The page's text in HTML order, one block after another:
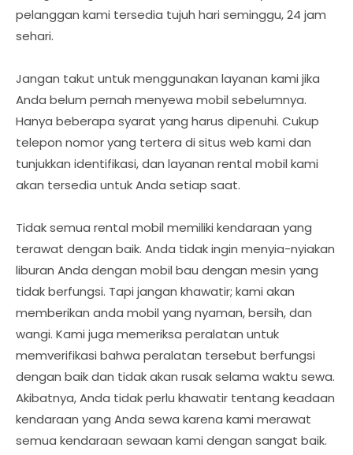
pelanggan kami tersedia tujuh hari seminggu, 24 jam
sehari.
Jangan takut untuk menggunakan layanan kami jika
Anda belum pernah menyewa mobil sebelumnya.
Hanya beberapa syarat yang harus dipenuhi. Cukup
telepon nomor yang tertera di situs web kami dan
tunjukkan identifikasi, dan layanan rental mobil kami
akan tersedia untuk Anda setiap saat.
Tidak semua rental mobil memiliki kendaraan yang
terawat dengan baik. Anda tidak ingin menyia-nyiakan
liburan Anda dengan mobil bau dengan mesin yang
tidak berfungsi. Tapi jangan khawatir; kami akan
memberikan anda mobil yang nyaman, bersih, dan
wangi. Kami juga memeriksa peralatan untuk
memverifikasi bahwa peralatan tersebut berfungsi
dengan baik dan tidak akan rusak selama waktu sewa.
Akibatnya, Anda tidak perlu khawatir tentang keadaan
kendaraan yang Anda sewa karena kami merawat
semua kendaraan sewaan kami dengan sangat baik.